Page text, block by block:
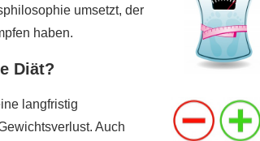
umsetzt, der
haben.
Diät?
langfristig
Auch